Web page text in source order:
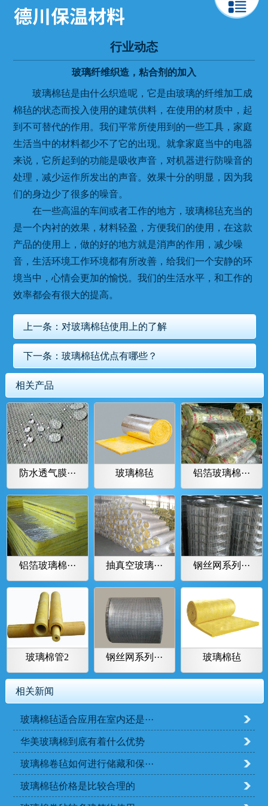
行业动态
玻璃纤维织造，粘合剂的加入
玻璃棉毡是由什么织造呢，它是由玻璃的纤维加工成
棉毡的状态而投入使用的建筑供料，在使用的材质中，起
到不可替代的作用。我们平常所使用到的一些工具，家庭
生活当中的材料都少不了它的出现。就拿家庭当中的电器
来说，它所起到的功能是吸收声音，对机器进行防噪音的
处理，减少运作所发出的声音。效果十分的明显，因为我
们的身边少了很多的噪音。
在一些高温的车间或者工作的地方，玻璃棉毡充当的
是一个内衬的效果，材料轻盈，方便我们的使用，在这款
产品的使用上，做的好的地方就是消声的作用，减少噪
音，生活环境工作环境都有所改善，给我们一个安静的环
境当中，心情会更加的愉悦。我们的生活水平，和工作的
效率都会有很大的提高。
上一条： 对玻璃棉毡使用上的了解
下一条：玻璃棉毡优点有哪些？
相关产品
防水透气膜··· 玻璃棉毡 铝箔玻璃棉···
铝箔玻璃棉··· 抽真空玻璃··· 钢丝网系列···
玻璃棉管2 钢丝网系列··· 玻璃棉毡
相关新闻
玻璃棉毡适合应用在室内还是···
华美玻璃棉到底有着什么优势
玻璃棉卷毡如何进行储藏和保···
玻璃棉毡价格是比较合理的